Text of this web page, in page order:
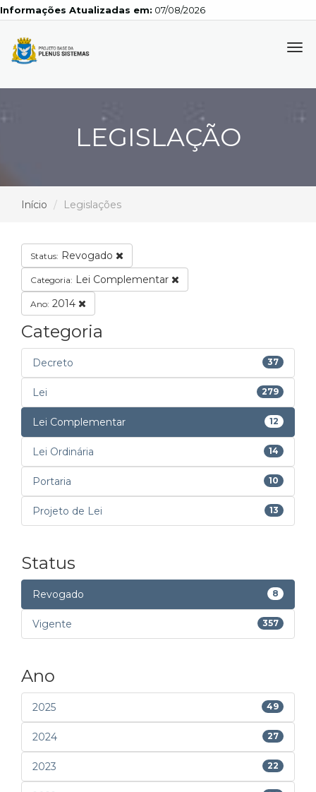
Atualizadas em: 07/08/2026
LEGISLAÇÃO
Início Legislações
Status: Revogado
Categoria: Lei Complementar
Ano: 2014
Categoria
Decreto 37
Lei 279
Lei Complementar 12
Lei Ordinária 14
Portaria 10
Projeto de Lei 13
Status
Revogado 8
Vigente 357
Ano
2025 49
2024 27
2023 22